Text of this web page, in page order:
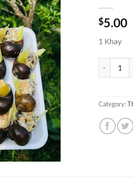
Add to
wishlist
$5.00
1 Khay
Category: